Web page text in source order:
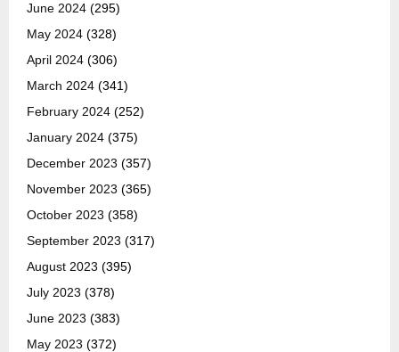
June 2024 (295)
May 2024 (328)
April 2024 (306)
March 2024 (341)
February 2024 (252)
January 2024 (375)
December 2023 (357)
November 2023 (365)
October 2023 (358)
September 2023 (317)
August 2023 (395)
July 2023 (378)
June 2023 (383)
May 2023 (372)